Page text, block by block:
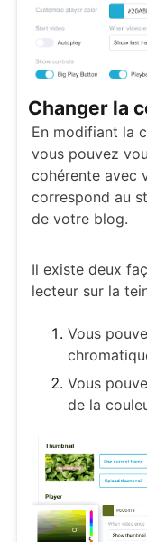
Changer la
En modifiant la
vous pouvez
cohérente avec
correspond au
de votre blog.
Il existe deux
lecteur sur la
Vous
Vous
de la